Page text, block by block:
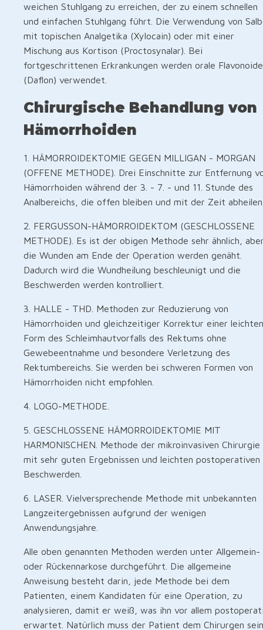
weichen Stuhlgang zu erreichen, der zu einem schnellen
und einfachen Stuhlgang führt. Die Verwendung von
mit topischen Analgetika (Xylocain) oder mit einer
Mischung aus Kortison (Proctosynalar). Bei
fortgeschrittenen Erkrankungen werden orale Flavonoide
(Daflon) verwendet.
Chirurgische Behandlung von
Hämorrhoiden
1. HÄMORROIDEKTOMIE GEGEN MILLIGAN - MORGAN
(OFFENE METHODE). Drei Einschnitte zur Entfernung
Hämorrhoiden während der 3. - 7. - und 11. Stunde des
Analbereichs, die offen bleiben und mit der Zeit
2. FERGUSSON-HÄMORROIDEKTOM (GESCHLOSSENE
METHODE). Es ist der obigen Methode sehr ähnlich,
die Wunden am Ende der Operation werden genäht.
Dadurch wird die Wundheilung beschleunigt und die
Beschwerden werden kontrolliert.
3. HALLE - THD. Methoden zur Reduzierung von
Hämorrhoiden und gleichzeitiger Korrektur einer leichten
Form des Schleimhautvorfalls des Rektums ohne
Gewebeentnahme und besondere Verletzung des
Rektumbereichs. Sie werden bei schweren Formen von
Hämorrhoiden nicht empfohlen.
4. LOGO-METHODE.
5. GESCHLOSSENE HÄMORROIDEKTOMIE MIT
HARMONISCHEN. Methode der mikroinvasiven Chirurgie
mit sehr guten Ergebnissen und leichten postoperativen
Beschwerden.
6. LASER. Vielversprechende Methode mit unbekannten
Langzeitergebnissen aufgrund der wenigen
Anwendungsjahre.
Alle oben genannten Methoden werden unter Allgemein-
oder Rückennarkose durchgeführt. Die allgemeine
Anweisung besteht darin, jede Methode bei dem
Patienten, einem Kandidaten für eine Operation, zu
analysieren, damit er weiß, was ihn vor allem
erwartet. Natürlich muss der Patient dem Chirurgen